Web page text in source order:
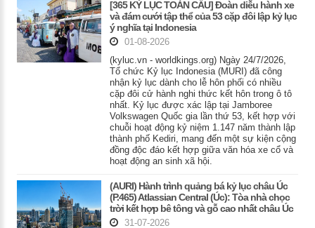
[365 KỶ LỤC TOÀN CẦU] Đoàn diễu hành xe
và đám cưới tập thể của 53 cặp đôi lập kỷ lục
ý nghĩa tại Indonesia
01-08-2026
(kyluc.vn - worldkings.org) Ngày 24/7/2026,
Tổ chức Kỷ lục Indonesia (MURI) đã công
nhận kỷ lục dành cho lễ hôn phối có nhiều
cặp đôi cử hành nghi thức kết hôn trong ô tô
nhất. Kỷ lục được xác lập tại Jamboree
Volkswagen Quốc gia lần thứ 53, kết hợp với
chuỗi hoạt động kỷ niệm 1.147 năm thành lập
thành phố Kediri, mang đến một sự kiện cộng
đồng độc đáo kết hợp giữa văn hóa xe cổ và
hoạt động an sinh xã hội.
(AURI) Hành trình quảng bá kỷ lục châu Úc
(P.465) Atlassian Central (Úc): Tòa nhà chọc
trời kết hợp bê tông và gỗ cao nhất châu Úc
31-07-2026